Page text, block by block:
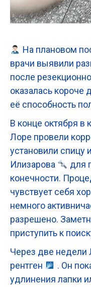
На плановом
врачи выявили
после
оказалась короче
её способность
В конце октября в
Лоре провели
установили спицу
Илизарова
для
конечности.
чувствует себя
немного
разрешено.
приступить к
Через две недели
рентген
. Он
удлинения лапки